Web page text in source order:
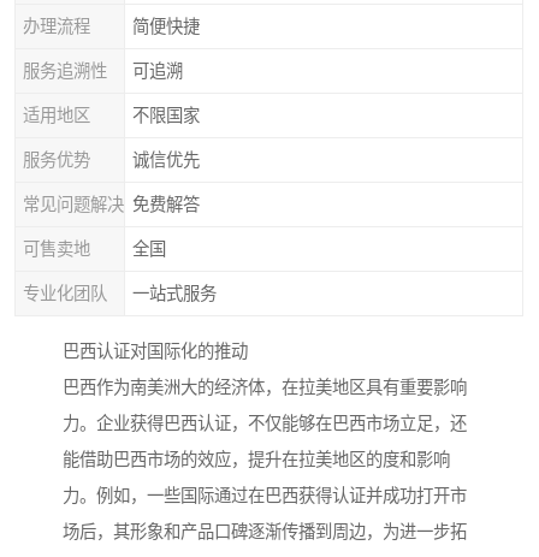
办理流程 简便快捷
服务追溯性 可追溯
适用地区 不限国家
服务优势 诚信优先
常见问题解决 免费解答
可售卖地 全国
专业化团队 一站式服务
巴西认证对国际化的推动
巴西作为南美洲大的经济体，在拉美地区具有重要影响
力。企业获得巴西认证，不仅能够在巴西市场立足，还
能借助巴西市场的效应，提升在拉美地区的度和影响
力。例如，一些国际通过在巴西获得认证并成功打开市
场后，其形象和产品口碑逐渐传播到周边，为进一步拓